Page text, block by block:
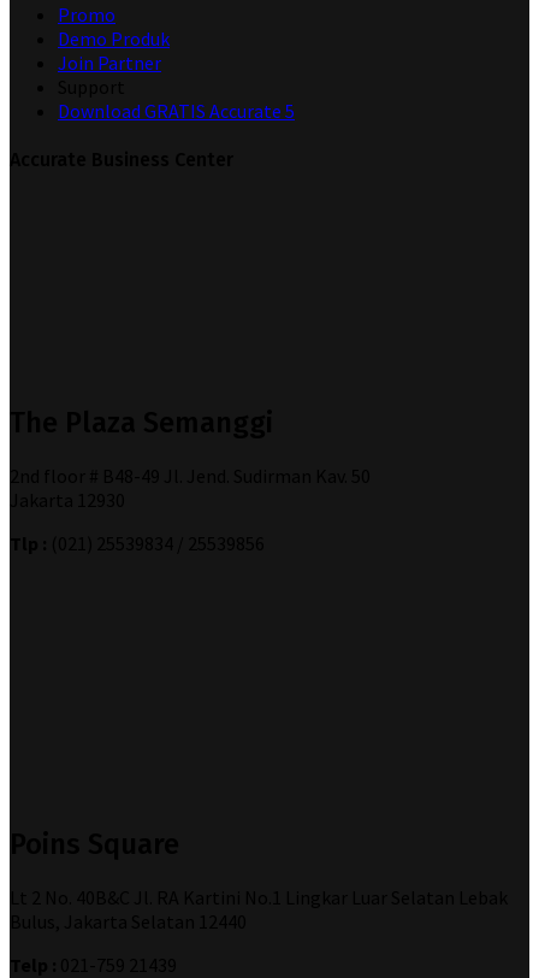
Promo
Demo Produk
Join Partner
Download GRATIS Accurate 5